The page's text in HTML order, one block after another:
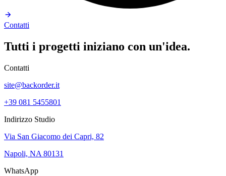
Contatti
Tutti i progetti iniziano con un'idea.
Contatti
site@backorder.it
+39 081 5455801
Indirizzo Studio
Via San Giacomo dei Capri, 82
Napoli, NA 80131
WhatsApp